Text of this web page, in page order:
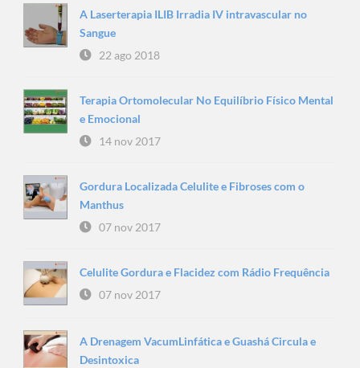
A Laserterapia ILIB Irradia IV intravascular no
Sangue
22 ago 2018
Terapia Ortomolecular No Equilíbrio Físico Mental
e Emocional
14 nov 2017
Gordura Localizada Celulite e Fibroses com o
Manthus
07 nov 2017
Celulite Gordura e Flacidez com Rádio Frequência
07 nov 2017
A Drenagem VacumLinfática e Guashá Circula e
Desintoxica